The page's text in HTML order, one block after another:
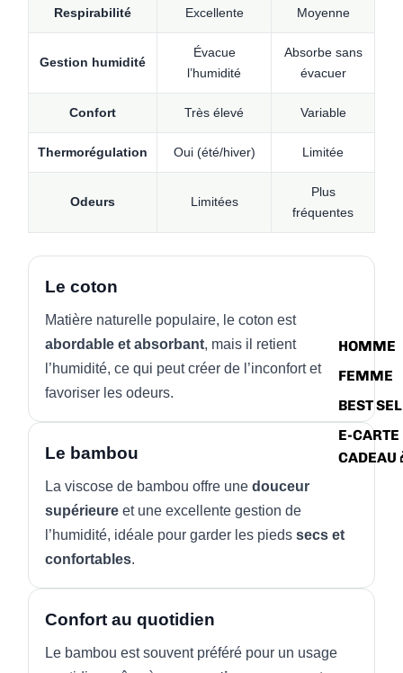
HOMME
FEMME
BEST
E-CARTE
CADEAU
Respirabilité Excellente Moyenne
Gestion humidité
Évacue
l’humidité
Absorbe sans
évacuer
Confort Très élevé Variable
Thermorégulation Oui (été/hiver) Limitée
Odeurs Limitées
Plus
fréquentes
Le coton
Matière naturelle populaire, le coton est
abordable et absorbant, mais il retient
l’humidité, ce qui peut créer de l’inconfort et
favoriser les odeurs.
Le bambou
La viscose de bambou offre une douceur
supérieure et une excellente gestion de
l’humidité, idéale pour garder les pieds secs et
confortables.
Confort au quotidien
Le bambou est souvent préféré pour un usage